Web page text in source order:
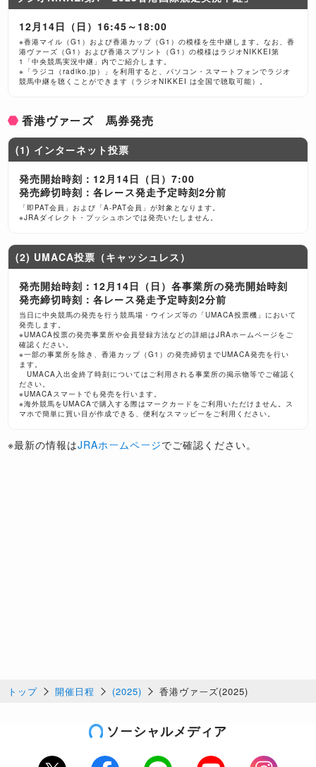
12月14日（日）16:45～18:00
※香港マイル（G1）および香港カップ（G1）の模様を生中継します。なお、香
港ヴァーズ（G1）および香港スプリント（G1）の模様はラジオNIKKEI第
1「中央競馬実況中継」内でご紹介します。
※「ラジコ（radiko.jp）」を利用すると、パソコン・スマートフォンでラジオ
競馬中継を聴くことができます（ラジオNIKKEI は全国で聴取可能）。
香港ヴァーズ 馬券発売
(1) インターネット投票
発売開始時刻：12月14日（日）7:00
発売締切時刻：各レース発走予定時刻2分前
「即PAT会員」および「A-PAT会員」が対象となります。
※JRAダイレクト・プッシュホンでは発売いたしません。
(2) UMACA投票（キャッシュレス）
発売開始時刻：12月14日（日）各事業所の発売開始時刻
発売締切時刻：各レース発走予定時刻2分前
当日に中央競馬の発売を行う競馬場・ウインズ等の「UMACA投票機」において
発売します。
※UMACA投票の発売事業所や会員登録方法などの詳細はJRAホームページをご
確認ください。
※一部の事業所を除き、香港カップ（G1）の発売締切までUMACA発売を行い
ます。
UMACA入出金終了時刻についてはご利用される事業所の掲示物等でご確認く
ださい。
※UMACAスマートでも発売を行います。
※海外競馬をUMACAで購入する際はマークカードをご利用いただけません。ス
マホで簡単に買い目が作成できる、便利なスマッピーをご利用ください。
※最新の情報はJRAホームページでご確認ください。
トップ 開催日程 (2025) 香港ヴァーズ(2025)
ソーシャルメディア